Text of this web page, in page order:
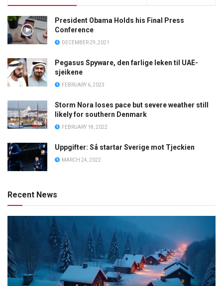
President Obama Holds his Final Press
Conference
DECEMBER 29, 2021
Pegasus Spyware, den farlige leken til UAE-
sjeikene
FEBRUARY 6, 2023
Storm Nora loses pace but severe weather still
likely for southern Denmark
FEBRUARY 18, 2022
Uppgifter: Så startar Sverige mot Tjeckien
MARCH 24, 2022
Recent News